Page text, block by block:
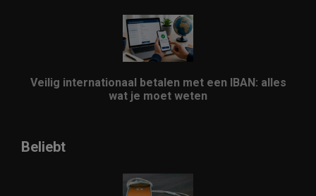
Veilig internationaal betalen met een IBAN: alles
wat je moet weten
Beliebt